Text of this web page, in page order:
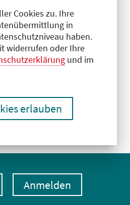
Cookies zu. Ihre
in
haben.
widerrufen oder Ihre
und im
erlauben
Anmelden